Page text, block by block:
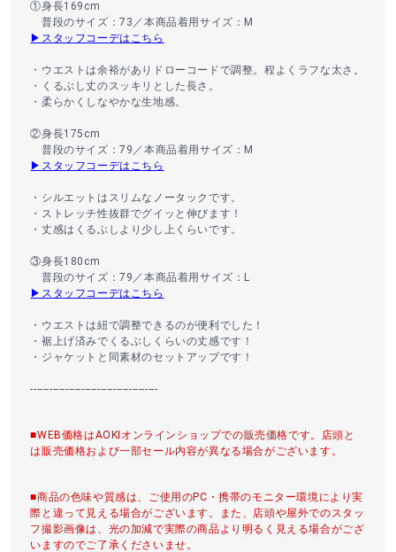
①身長169cm
普段のサイズ：73／本商品着用サイズ：M
▶スタッフコーデはこちら
・ウエストは余裕がありドローコードで調整。程よくラフな太さ。
・くるぶし丈のスッキリとした長さ。
・柔らかくしなやかな生地感。
②身長175cm
普段のサイズ：79／本商品着用サイズ：M
▶スタッフコーデはこちら
・シルエットはスリムなノータックです。
・ストレッチ性抜群でグイッと伸びます！
・丈感はくるぶしより少し上くらいです。
③身長180cm
普段のサイズ：79／本商品着用サイズ：L
▶スタッフコーデはこちら
・ウエストは紐で調整できるのが便利でした！
・裾上げ済みでくるぶしくらいの丈感です！
・ジャケットと同素材のセットアップです！
----------------------------------------
■WEB価格はAOKIオンラインショップでの販売価格です。店頭と
は販売価格および一部セール内容が異なる場合がございます。
■商品の色味や質感は、ご使用のPC・携帯のモニター環境により実
際と違って見える場合がございます。また、店頭や屋外でのスタッ
フ撮影画像は、光の加減で実際の商品より明るく見える場合がござ
いますのでご了承くださいませ。